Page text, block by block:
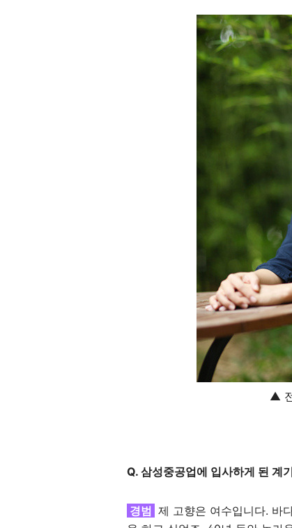
▲
Q. 삼성중공업에 입사하게 된 계
경범 제 고향은 여수입니다. 바